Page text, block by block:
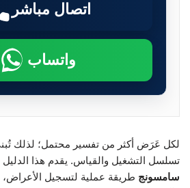
اتصال مباشر
واتساب
لكل عَرَض أكثر من تفسير محتمل؛ لذلك
تسلسل التشغيل والقياس. يقدم هذا
سامسونج طريقة عملية لتسجيل الأعراض،